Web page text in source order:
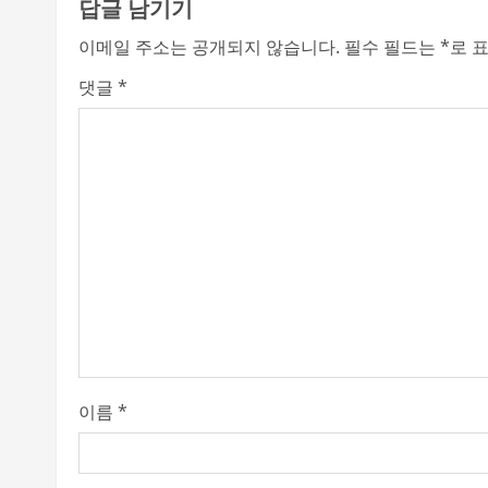
n
u
e
n
g
답글 남기기
이메일 주소는 공개되지 않습니다. 필수 필드는 *로
댓글 *
이름 *